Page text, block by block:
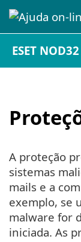
ESET
A proteção
sistemas
mails e a
exemplo, se
malware for
iniciada. As